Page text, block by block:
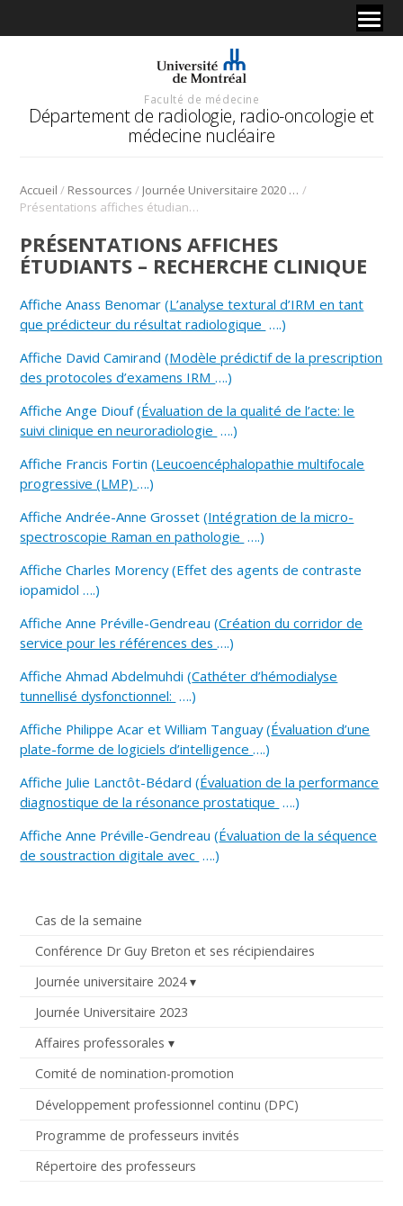
Faculté de médecine
Département de radiologie, radio-oncologie et
médecine nucléaire
Accueil / Ressources / Journée Universitaire 2020 (séminaire virtuel) /
Présentations affiches étudiants – recherche clinique
Cas de la semaine
Conférence Dr Guy Breton et ses récipiendaires
Journée universitaire 2024
Journée Universitaire 2023
Affaires professorales
Comité de nomination-promotion
Développement professionnel continu (DPC)
Programme de professeurs invités
Répertoire des professeurs
PRÉSENTATIONS AFFICHES
ÉTUDIANTS – RECHERCHE CLINIQUE
Affiche Anass Benomar (L’analyse textural d’IRM en tant
que prédicteur du résultat radiologique ….)
Affiche David Camirand (Modèle prédictif de la prescription
des protocoles d’examens IRM….)
Affiche Ange Diouf (Évaluation de la qualité de l’acte: le
suivi clinique en neuroradiologie ….)
Affiche Francis Fortin (Leucoencéphalopathie multifocale
progressive (LMP)….)
Affiche Andrée-Anne Grosset (Intégration de la micro-
spectroscopie Raman en pathologie ….)
Affiche Charles Morency (Effet des agents de contraste
iopamidol ….)
Affiche Anne Préville-Gendreau (Création du corridor de
service pour les références des….)
Affiche Ahmad Abdelmuhdi (Cathéter d’hémodialyse
tunnellisé dysfonctionnel: ….)
Affiche Philippe Acar et William Tanguay (Évaluation d’une
plate-forme de logiciels d’intelligence….)
Affiche Julie Lanctôt-Bédard (Évaluation de la performance
diagnostique de la résonance prostatique ….)
Affiche Anne Préville-Gendreau (Évaluation de la séquence
de soustraction digitale avec ….)